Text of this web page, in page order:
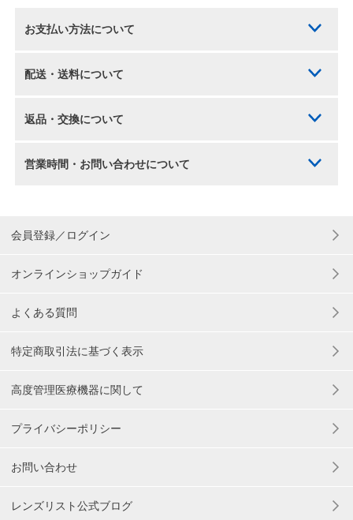
お支払い方法について
配送・送料について
返品・交換について
営業時間・お問い合わせについて
会員登録／ログイン
オンラインショップガイド
よくある質問
特定商取引法に基づく表示
高度管理医療機器に関して
プライバシーポリシー
お問い合わせ
レンズリスト公式ブログ